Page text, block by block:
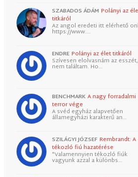
SZABADOS ÁDÁM Polányi az
titkáról
Az angol eredeti itt elérhető
https://www.…
ENDRE Polányi az élet titkáról
Szívesen elolvasnám az
nem találtam. Ho…
BENCHMARK A nagy forradalmi
terror vége
A svéd egyház alapvetően
államegyházi karakterű an…
SZILÁGYI JÓZSEF Rembrandt: A
tékozló fiú hazatérése
"Valamennyien tékozló fiúk
vagyunk azzal a különbs…